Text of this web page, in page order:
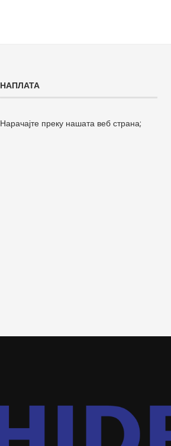
НАПЛАТА
Нарачајте преку нашата веб страна;